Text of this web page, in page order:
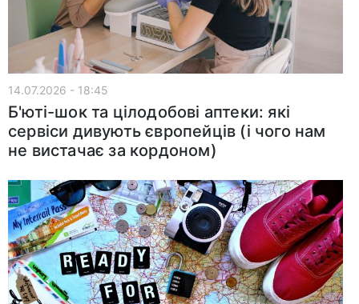
14.07.2026 - 18:45
Б'юті-шок та цілодобові аптеки: які
сервіси дивують європейців (і чого нам
не вистачає за кордоном)